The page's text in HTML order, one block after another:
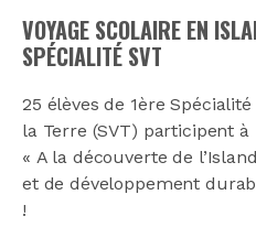
VOYAGE SCOLAIRE EN
SPÉCIALITÉ SVT
25 élèves de 1ère
la Terre (SVT) participent
« A la découverte de
et de développement
!